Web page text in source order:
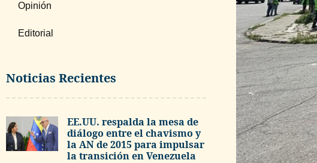
Opinión
Editorial
Noticias Recientes
EE.UU. respalda la mesa de
diálogo entre el chavismo y
la AN de 2015 para impulsar
la transición en Venezuela